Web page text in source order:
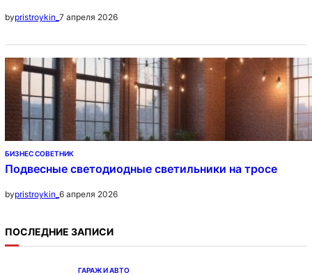
bypristroykin_ 7 апреля 2026
БИЗНЕС СОВЕТНИК
Подвесные светодиодные светильники на тросе
bypristroykin_ 6 апреля 2026
ПОСЛЕДНИЕ ЗАПИСИ
ГАРАЖ И АВТО